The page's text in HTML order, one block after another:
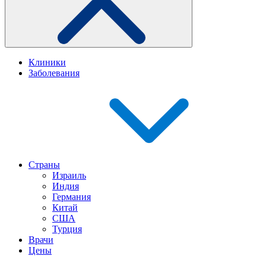
Клиники
Заболевания
Страны
Израиль
Индия
Германия
Китай
США
Турция
Врачи
Цены